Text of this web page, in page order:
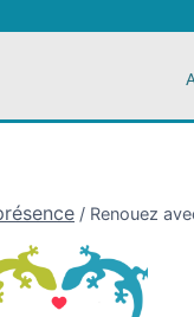
/ Renouez